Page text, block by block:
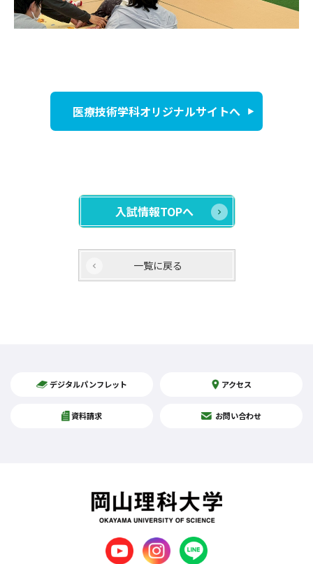
医療技術学科オリジナルサイトへ
入試情報TOPへ
一覧に戻る
デジタルパンフレット アクセス
資料請求 お問い合わせ